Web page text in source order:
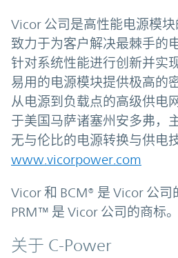
Vicor 公司是高性能电源模
致力于为客户解决最棘手的
针对系统性能进行创新并实
易用的电源模块提供极高的
从电源到负载点的高级供电
于美国马萨诸塞州安多弗，
无与伦比的电源转换与供电技
www.vicorpower.com
Vicor 和 BCM® 是 Vicor 公司
PRM™ 是 Vicor 公司的商标。
关于 C-Power